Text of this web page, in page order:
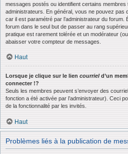
messages postés ou identifient certains
administrateurs. En général, vous ne pouvez pas
car il est paramétré par l’administrateur du
forum dans le seul but de passer au rang
pratique est rarement tolérée et un modérateur
abaisser votre compteur de messages.
Haut
Lorsque je clique sur le lien courrield’un
connecter !?
Seuls les membres peuvent s’envoyer des
fonction a été activée par l’administrateur). Ceci
de la fonctionnalité par les invités.
Haut
Problèmes liés à la publication de